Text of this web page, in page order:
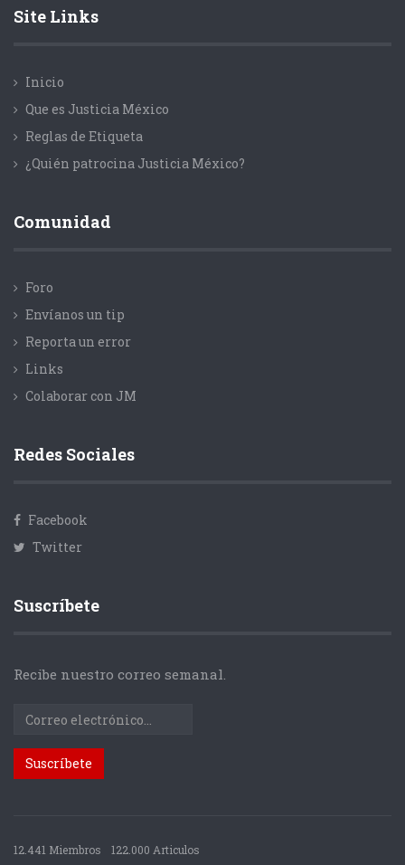
Site Links
Inicio
Que es Justicia México
Reglas de Etiqueta
¿Quién patrocina Justicia México?
Comunidad
Foro
Envíanos un tip
Reporta un error
Links
Colaborar con JM
Redes Sociales
Facebook
Twitter
Suscríbete
Recibe nuestro correo semanal.
12.441 Miembros 122.000 Articulos